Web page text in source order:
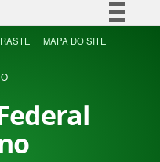
Simplifique!
Acesso à informação
MAPA DO SITE